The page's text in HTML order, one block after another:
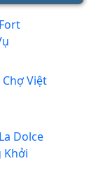
Việt
Dolce
Khởi